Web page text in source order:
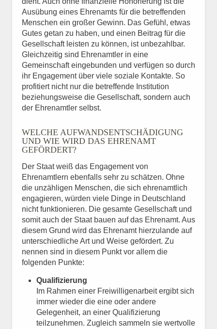
Ausübung eines Ehrenamts für die betreffenden
Menschen ein großer Gewinn. Das Gefühl, etwas
Gutes getan zu haben, und einen Beitrag für die
Gesellschaft leisten zu können, ist unbezahlbar.
Gleichzeitig sind Ehrenamtler in eine
Gemeinschaft eingebunden und verfügen so durch
ihr Engagement über viele soziale Kontakte. So
profitiert nicht nur die betreffende Institution
beziehungsweise die Gesellschaft, sondern auch
der Ehrenamtler selbst.
WELCHE AUFWANDSENTSCHÄDIGUNG
UND WIE WIRD DAS EHRENAMT
GEFÖRDERT?
Der Staat weiß das Engagement von
Ehrenamtlern ebenfalls sehr zu schätzen. Ohne
die unzähligen Menschen, die sich ehrenamtlich
engagieren, würden viele Dinge in Deutschland
nicht funktionieren. Die gesamte Gesellschaft und
somit auch der Staat bauen auf das Ehrenamt. Aus
diesem Grund wird das Ehrenamt hierzulande auf
unterschiedliche Art und Weise gefördert. Zu
nennen sind in diesem Punkt vor allem die
folgenden Punkte:
Qualifizierung
Im Rahmen einer Freiwilligenarbeit ergibt sich
immer wieder die eine oder andere
Gelegenheit, an einer Qualifizierung
teilzunehmen. Zugleich sammeln sie wertvolle